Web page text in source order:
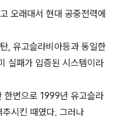
오래대서 현대 공중전력에
, 유고슬라비아등과 동일한
실패가 입증된 시스템이라
한번으로 1999년 유고슬라
시킨 때였다, 그러나